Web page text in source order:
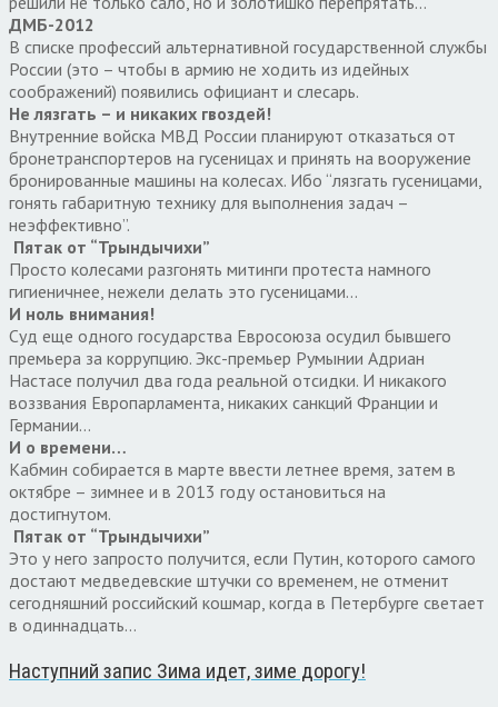
ДМБ-2012
В списке профессий альтернативной государственной службы
России (это – чтобы в армию не ходить из идейных
соображений) появились официант и слесарь.
Не лязгать – и никаких гвоздей!
Внутренние войска МВД России планируют отказаться от
бронетранспортеров на гусеницах и принять на вооружение
бронированные машины на колесах. Ибо “лязгать гусеницами,
гонять габаритную технику для выполнения задач –
неэффективно”.
Пятак от “Трындычихи”
Просто колесами разгонять митинги протеста намного
гигиеничнее, нежели делать это гусеницами…
И ноль внимания!
Суд еще одного государства Евросоюза осудил бывшего
премьера за коррупцию. Экс-премьер Румынии Адриан
Настасе получил два года реальной отсидки. И никакого
воззвания Европарламента, никаких санкций Франции и
Германии…
И о времени…
Кабмин собирается в марте ввести летнее время, затем в
октябре – зимнее и в 2013 году остановиться на
достигнутом.
Пятак от “Трындычихи”
Это у него запросто получится, если Путин, которого самого
достают медведевские штучки со временем, не отменит
сегодняшний российский кошмар, когда в Петербурге светает
в одиннадцать…
Наступний запис Зима идет, зиме дорогу!